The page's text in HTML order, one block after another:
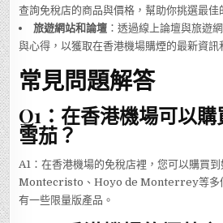
查詢免稅店的商品與價格，幫助你挑選最佳
旅遊網站和論壇 ：透過線上論壇與旅遊
與心得，以獲取在香港機場購煙的最新資訊
常見問題解答
Q1：在香港機場可以
雪茄？
A1：在香港機場的免稅店裡，您可以購買到
Montecristo、Hoyo de Monterrey等多
有一些限量版產品。